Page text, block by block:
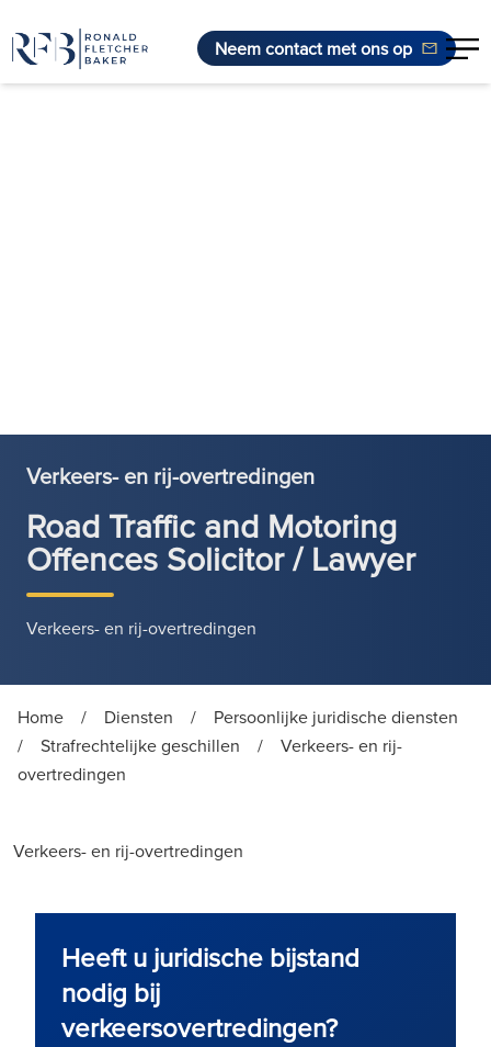
Neem contact met ons op
Verkeers- en rij-overtredingen
Road Traffic and Motoring
Offences Solicitor / Lawyer
Verkeers- en rij-overtredingen
Home / Diensten /
Persoonlijke juridische diensten
/
Strafrechtelijke geschillen /
Verkeers- en rij-
overtredingen
Verkeers- en rij-overtredingen
Heeft u juridische bijstand
nodig bij
verkeersovertredingen?